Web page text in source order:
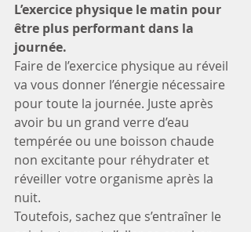
L’exercice physique le matin pour
être plus performant dans la
journée.
Faire de l’exercice physique au réveil
va vous donner l’énergie nécessaire
pour toute la journée. Juste après
avoir bu un grand verre d’eau
tempérée ou une boisson chaude
non excitante pour réhydrater et
réveiller votre organisme après la
nuit.
Toutefois, sachez que s’entraîner le